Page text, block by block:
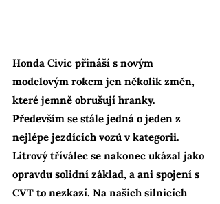
Honda Civic přináší s novým
modelovým rokem jen několik změn,
které jemně obrušují hranky.
Především se stále jedná o jeden z
nejlépe jezdících vozů v kategorii.
Litrový tříválec se nakonec ukázal jako
opravdu solidní základ, a ani spojení s
CVT to nezkazí. Na našich silnicích